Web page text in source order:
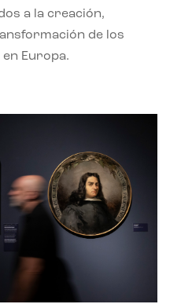
a la creación,
de los
Europa.